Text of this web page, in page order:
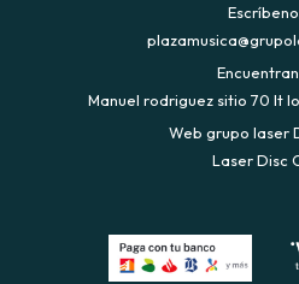
Manuel rodriguez sitio 70 lt
Web grupo laser
Laser Disc